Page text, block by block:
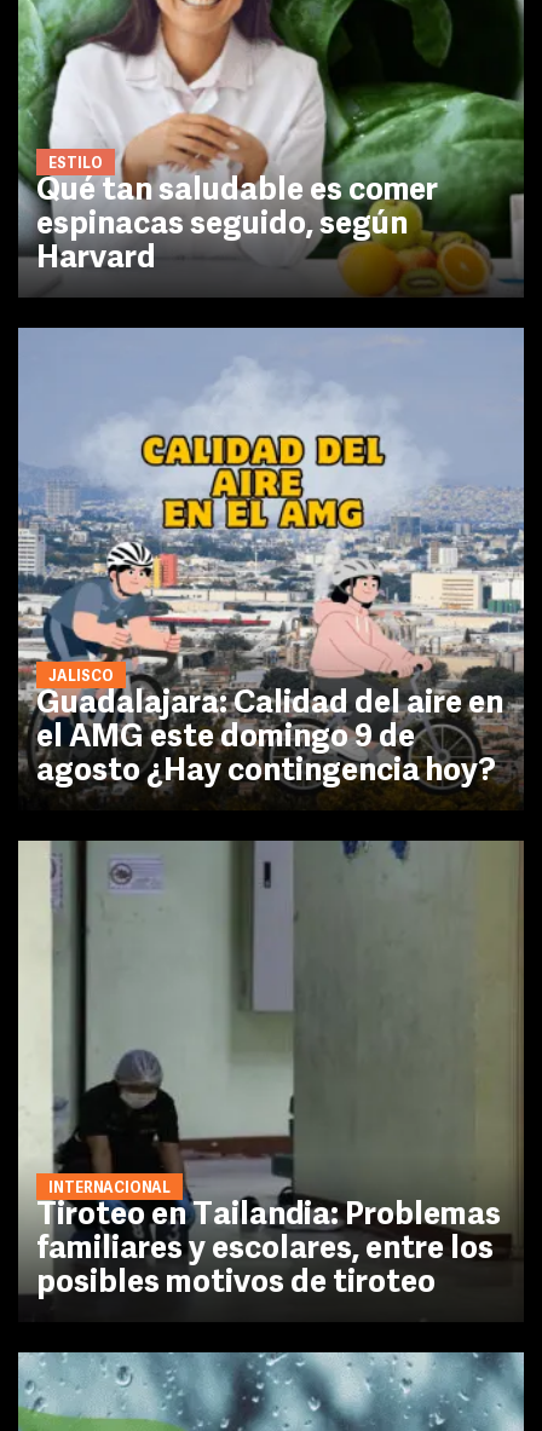
ESTILO
Qué tan saludable es comer
espinacas seguido, según
Harvard
JALISCO
Guadalajara: Calidad del aire en
el AMG este domingo 9 de
agosto ¿Hay contingencia hoy?
INTERNACIONAL
Tiroteo en Tailandia: Problemas
familiares y escolares, entre los
posibles motivos de tiroteo